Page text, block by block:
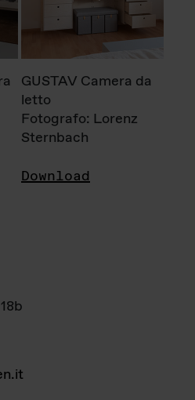
GUSTAV Camera da
letto
Fotografo: Lorenz
Sternbach
Download